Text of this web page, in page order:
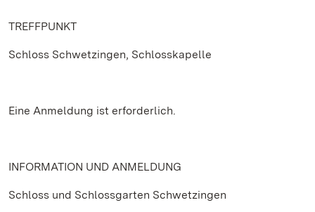
TREFFPUNKT
Schloss Schwetzingen, Schlosskapelle
Eine Anmeldung ist erforderlich.
INFORMATION UND ANMELDUNG
Schloss und Schlossgarten Schwetzingen